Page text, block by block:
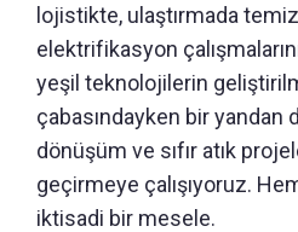
lojistikte, ulaştırmada
elektrifikasyon
yeşil teknolojilerin
çabasındayken bir yandan
dönüşüm ve sıfır atık
geçirmeye çalışıyoruz.
iktisadi bir mesele.